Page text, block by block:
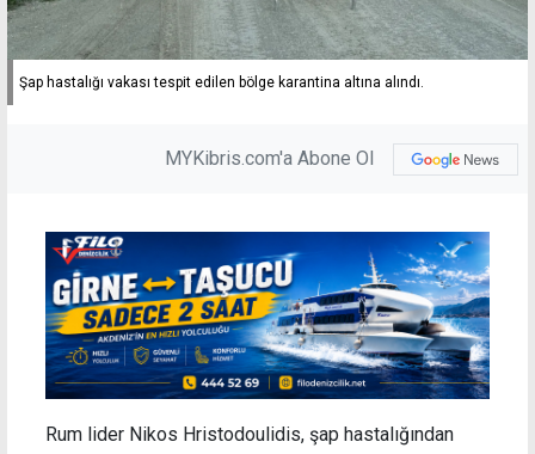
Şap hastalığı vakası tespit edilen bölge karantina altına alındı.
MYKibris.com'a Abone Ol
Rum lider Nikos Hristodoulidis, şap hastalığından